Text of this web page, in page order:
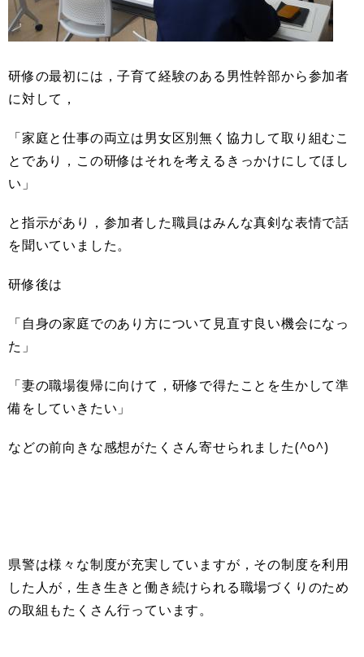
研修の最初には，子育て経験のある男性幹部から参加者
に対して，
「家庭と仕事の両立は男女区別無く協力して取り組むこ
とであり，この研修はそれを考えるきっかけにしてほし
い」
と指示があり，参加者した職員はみんな真剣な表情で話
を聞いていました。
研修後は
「自身の家庭でのあり方について見直す良い機会になっ
た」
「妻の職場復帰に向けて，研修で得たことを生かして準
備をしていきたい」
などの前向きな感想がたくさん寄せられました(^o^)
県警は様々な制度が充実していますが，その制度を利用
した人が，生き生きと働き続けられる職場づくりのため
の取組もたくさん行っています。